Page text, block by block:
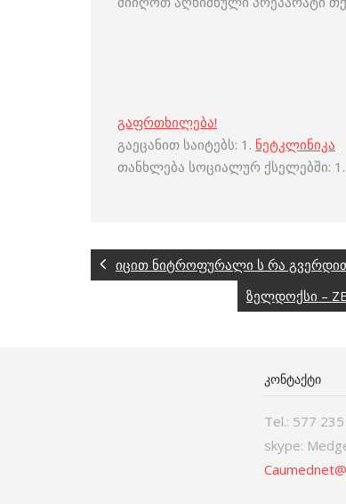
გაფრთხილება!
გაეცანით საიტებს: 1. ნეტკლინიკა
თანხლება სოციალურ ქსელებში: 1.
იცით ნიტროფურალი ს რა
ზელდოქსი –
ᲙᲝᲜᲢᲐᲥᲢᲘ
Tel.: 577
skype: